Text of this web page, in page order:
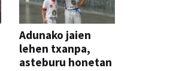
Adunako jaien
lehen txanpa,
asteburu honetan